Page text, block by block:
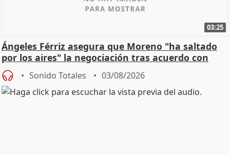
03:25
Ángeles Férriz asegura que Moreno "ha saltado
por los aires" la negociación tras acuerdo con
SMA
Sonido Totales 03/08/2026